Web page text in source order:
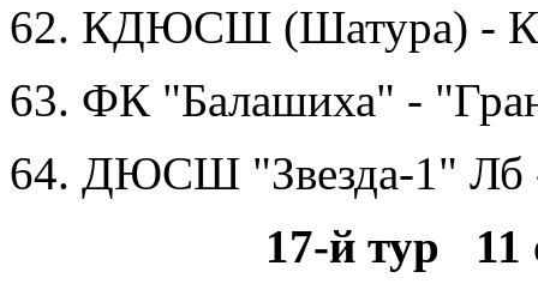
62. КДЮСШ (Шатура) -
63. ФК "Балашиха" -
64. ДЮСШ "Звезда-1" Лб
17-й тур 11